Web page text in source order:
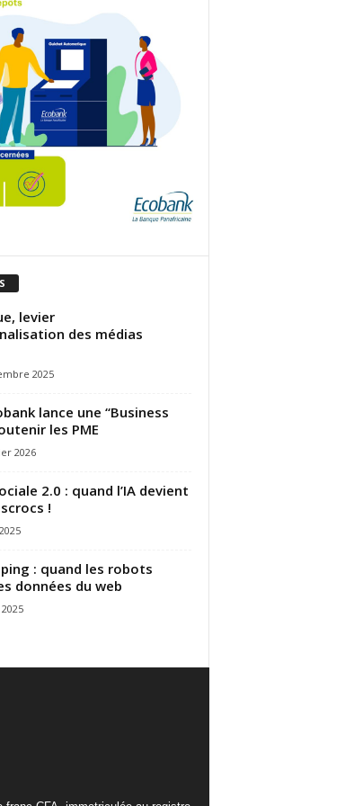
levier
des médias
2025
lance une “Business
les PME
2026
2.0 : quand l’IA devient
!
: quand les robots
données du web